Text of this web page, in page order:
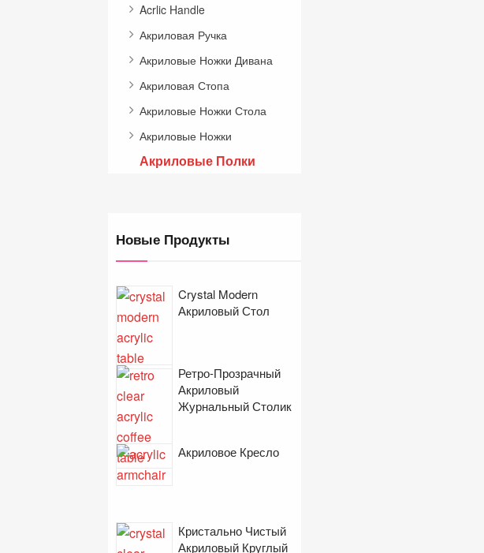
Acrlic Handle
Акриловая Ручка
Акриловые Ножки Дивана
Акриловая Стопа
Акриловые Ножки Стола
Акриловые Ножки
Акриловые Полки
Новые Продукты
Crystal Modern
Акриловый Стол
Ретро-Прозрачный
Акриловый
Журнальный Столик
Акриловое Кресло
Кристально Чистый
Акриловый Круглый